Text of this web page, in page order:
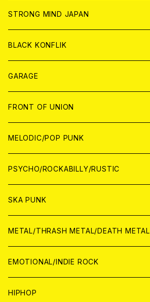
ANALOG
ANALOG
CD
ANALOG
CD
ANALOG
WORLD
CD
ANALOG
STRONG MIND JAPAN
BLACK KONFLIK
GARAGE
JAPAN
アナログ
CD
WORLD
アナログ
CD
FRONT OF UNION
MELODIC/POP PUNK
JAPAN
CD
ANALOG
WORLD
CD
ANALOG
PSYCHO/ROCKABILLY/RUSTIC
JAPAN
CD
ANALOG
WORLD
CD
ANALOG
SKA PUNK
JAPAN
CD
ANALOG
WORLD
CD
METAL/THRASH METAL/DEATH METAL
JAPAN
CD
WORLD
EMOTIONAL/INDIE ROCK
JAPAN
HIPHOP